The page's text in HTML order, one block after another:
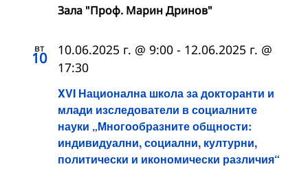
Зала "Проф. Марин Дринов"
вт
10
XVI Национална школа за докторанти и
млади изследователи в социалните
науки „Многообразните общности:
индивидуални, социални, културни,
политически и икономически различия“
10.06.2025 г. @ 9:00 - 12.06.2025 г. @
17:30